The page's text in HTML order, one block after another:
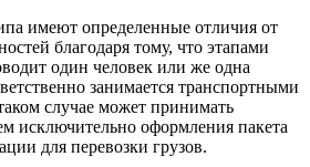
имеют определенные отличия от
благодаря тому, что этапами
один человек или же одна
занимается транспортными
случае может принимать
исключительно оформления пакета
для перевозки грузов.